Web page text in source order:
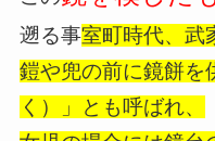
遡る事室町時代、武
鎧や兜の前に鏡餅を
く）」とも呼ばれ、